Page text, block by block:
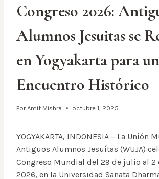
Congreso 2026:
Alumnos Jesuitas se
en Yogyakarta para un
Encuentro Histórico
Por Amit Mishra octubre 1, 2025
YOGYAKARTA, INDONESIA – La Unión
Antiguos Alumnos Jesuítas (WUJA)
Congreso Mundial del 29 de julio al 2
2026, en la Universidad Sanata